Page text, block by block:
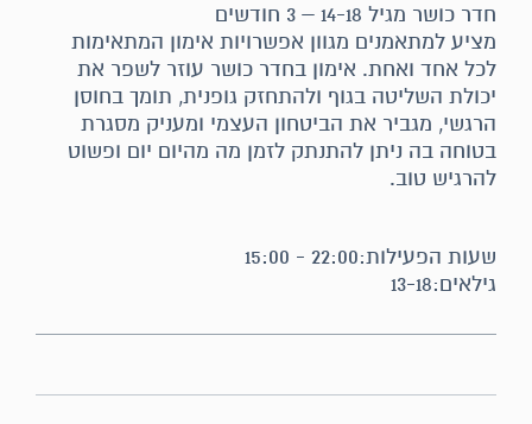
חדר כושר מגיל 14-18 – 3 חודשים
מציע למתאמנים מגוון אפשרויות אימון המתאימות
לכל אחד ואחת. אימון בחדר כושר עוזר לשפר את
יכולת השליטה בגוף ולהתחזק גופנית, תומך בחוסן
הרגשי, מגביר את הביטחון העצמי ומעניק מסגרת
בטוחה בה ניתן להתנתק לזמן מה מהיום יום ופשוט
להרגיש טוב.
שעות הפעילות:22:00 - 15:00
גילאים:13-18